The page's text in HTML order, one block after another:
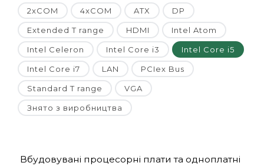
2xCOM 4xCOM ATX DP
Extended T range HDMI Intel Atom
Intel Celeron Intel Core i3 Intel Core i5
Intel Core i7 LAN PCIex Bus
Standard T range VGA
Знято з виробництва
Вбудовувані процесорні плати та одноплатні